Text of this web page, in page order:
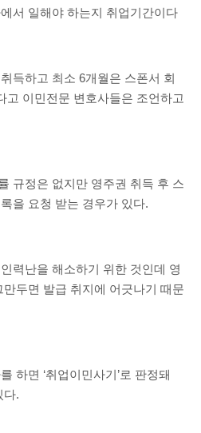
서 일해야 하는지 취업기간이다
득하고 최소 6개월은 스폰서 회
고 이민전문 변호사들은 조언하고
규정은 없지만 영주권 취득 후 스
을 요청 받는 경우가 있다.
력난을 해소하기 위한 것인데 영
두면 발급 취지에 어긋나기 때문
하면 ‘취업이민사기’로 판정돼
다.